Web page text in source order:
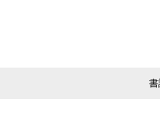
書